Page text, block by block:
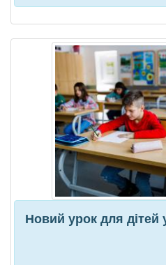
Новий урок для дітей